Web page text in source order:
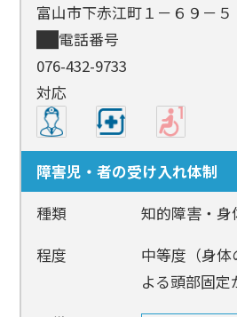
富山市下赤江町１－６９－５
電話番号
076-432-9733
対応
障害児・者の受け入れ体制
種類
知的障害・身
程度
中等度（身
よる頭部固定